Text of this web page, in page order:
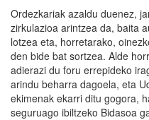
Ordezkariak azaldu duenez,
zirkulazioa arintzea da, baita
lotzea eta, horretarako,
den bide bat sortzea. Alde
adierazi du foru errepideko
arindu beharra dagoela, eta
ekimenak ekarri ditu gogora,
seguruago ibiltzeko Bidasoa